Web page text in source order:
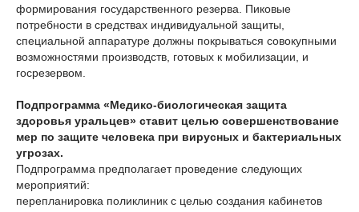
формирования государственного резерва. Пиковые
потребности в средствах индивидуальной защиты,
специальной аппаратуре должны покрываться совокупными
возможностями производств, готовых к мобилизации, и
госрезервом.
Подпрограмма «Медико-биологическая защита
здоровья уральцев» ставит целью совершенствование
мер по защите человека при вирусных и бактериальных
угрозах.
Подпрограмма предполагает проведение следующих
мероприятий:
перепланировка поликлиник с целью создания кабинетов